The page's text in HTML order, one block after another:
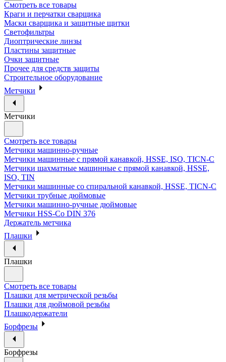
Смотреть все товары
Краги и перчатки сварщика
Маски сварщика и защитные щитки
Светофильтры
Диоптрические линзы
Пластины защитные
Очки защитные
Прочее для средств защиты
Строительное оборудование
Метчики
Метчики
Смотреть все товары
Метчики машинно-ручные
Метчики машинные с прямой канавкой, HSSE, ISO, TICN-C
Метчики шахматные машинные с прямой канавкой, HSSE,
ISO, TIN
Метчики машинные со спиральной канавкой, HSSE, TICN-C
Метчики трубные дюймовые
Метчики машинно-ручные дюймовые
Метчики HSS-Co DIN 376
Держатель метчика
Плашки
Плашки
Смотреть все товары
Плашки для метрической резьбы
Плашки для дюймовой резьбы
Плашкодержатели
Борфрезы
Борфрезы